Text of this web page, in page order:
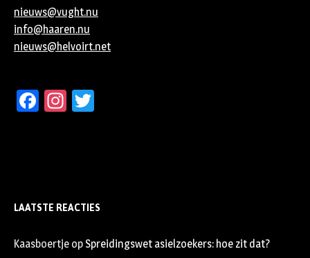
nieuws@vught.nu
info@haaren.nu
nieuws@helvoirt.net
Facebook
Instagram
LAATSTE REACTIES
Kaasboertje op Spreidingswet asielzoekers: hoe zit dat?